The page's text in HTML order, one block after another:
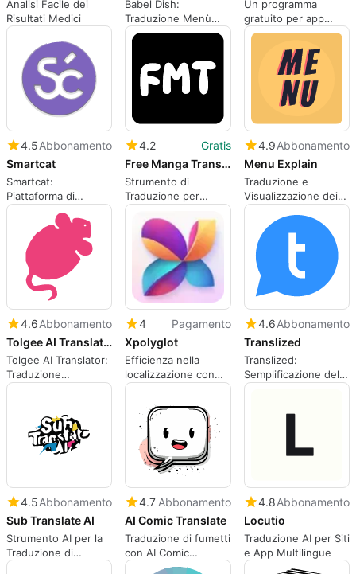
Analisi Facile dei
Risultati Medici
Babel Dish:
Traduzione Menù
Facile e Veloce
Un programma
gratuito per app
Web, di Balint
Taborski.
4.5Abbonamento
Smartcat
Smartcat:
Piattaforma di
Traduzione AI
Completa
4.2
Gratis
Free Manga Translator
Strumento di
Traduzione per
Manga Efficiente
4.9Abbonamento
Menu Explain
Traduzione e
Visualizzazione dei
Menu
4.6Abbonamento
Tolgee AI Translator
Tolgee AI Translator:
Traduzione
Intelligente Online
4
Pagamento
Xpolyglot
Efficienza nella
localizzazione con
Xpolyglot
4.6Abbonamento
Translized
Translized:
Semplificazione della
Localizzazione
4.5Abbonamento
Sub Translate AI
Strumento AI per la
Traduzione di
Sottotitoli
4.7 Abbonamento
AI Comic Translate
Traduzione di fumetti
con AI Comic
Translate
4.8Abbonamento
Locutio
Traduzione AI per Siti
e App Multilingue